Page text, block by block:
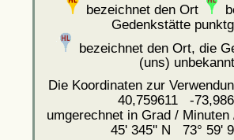
bezeichnet den Ort
Gedenkstätte
bezeichnet den Ort, die
(uns) unbekannt
Die Koordinaten zur
40,759611 -
umgerechnet in Grad / Minuten
45' 345'' N 73° 59'